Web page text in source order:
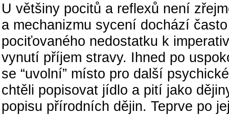
U většiny pocitů a reflexů není
a mechanizmu sycení dochází
pociťovaného nedostatku k
vynutí příjem stravy. Ihned po
se “uvolní” místo pro další
chtěli popisovat jídlo a pití jako
popisu přírodních dějin. Teprve po